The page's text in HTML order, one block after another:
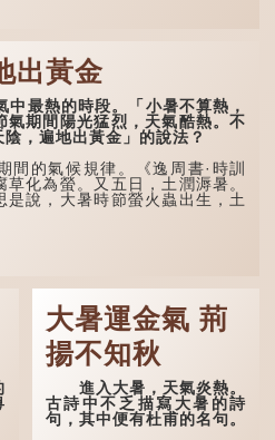
出黃金
最熱的時段。「小暑不算熱，
氣期間陽光猛烈，天氣酷熱。不
，遍地出黃金」的說法？
的氣候規律。《逸周書·時訓
化為螢。又五日，土潤溽暑。
是說，大暑時節螢火蟲出生，土
大暑運金氣 荊
揚不知秋
進入大暑，天氣炎熱。
古詩中不乏描寫大暑的詩
句，其中便有杜甫的名句。